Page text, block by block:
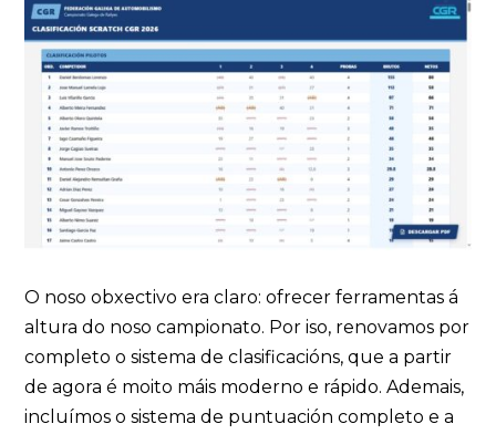
O noso obxectivo era claro: ofrecer ferramentas á
altura do noso campionato. Por iso, renovamos por
completo o sistema de clasificacións, que a partir
de agora é moito máis moderno e rápido. Ademais,
incluímos o sistema de puntuación completo e a